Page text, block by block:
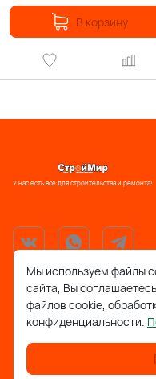
В корзину
У нас есть все для строительства и ремонта!
Липецкая обл., г.
Мы используем файлы
сайта, Вы
файлов cookie,
конфиденциальности.